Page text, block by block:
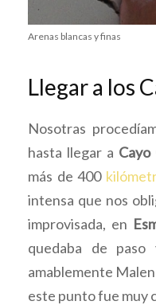
Arenas blancas y finas
Llegar a los
Nosotras
hasta llegar a Cayo
más de 400
intensa que nos
improvisada, en
quedaba de
amablemente
este punto fue muy